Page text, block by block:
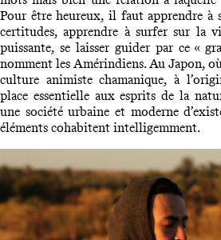
Pour être heureux, il faut apprendre à
certitudes, apprendre à surfer sur la
puissante, se laisser guider par ce «
nomment les Amérindiens. Au Japon,
culture animiste chamanique, à
place essentielle aux esprits de la
une société urbaine et moderne
éléments cohabitent intelligemment.